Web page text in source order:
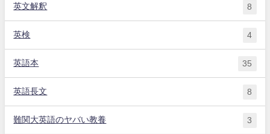
英文解釈 8
英検 4
英語本 35
英語長文 8
難関大英語のヤバい教養 3